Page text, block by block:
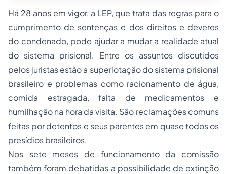
Há 28 anos em vigor, a LEP, que trata das regras para o
cumprimento de sentenças e dos direitos e deveres
do condenado, pode ajudar a mudar a realidade atual
do sistema prisional. Entre os assuntos discutidos
pelos juristas estão a superlotação do sistema prisional
brasileiro e problemas como racionamento de água,
comida estragada, falta de medicamentos e
humilhação na hora da visita. São reclamações comuns
feitas por detentos e seus parentes em quase todos os
presídios brasileiros.
Nos sete meses de funcionamento da comissão
também foram debatidas a possibilidade de extinção